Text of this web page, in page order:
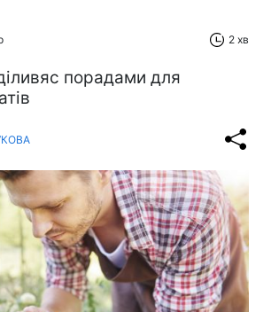
2 хв
порадами для